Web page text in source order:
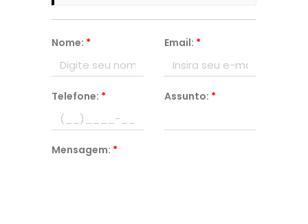
Nome: * Email: *
Telefone: * Assunto: *
Mensagem: *